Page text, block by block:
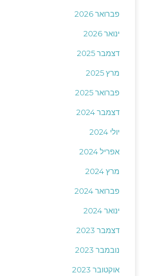
פברואר 2026
ינואר 2026
דצמבר 2025
מרץ 2025
פברואר 2025
דצמבר 2024
יולי 2024
אפריל 2024
מרץ 2024
פברואר 2024
ינואר 2024
דצמבר 2023
נובמבר 2023
אוקטובר 2023